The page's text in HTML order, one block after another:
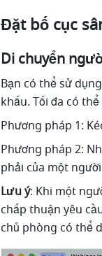
Đặt bố cục
Di chuyển
Bạn có thể sử
khấu. Tối đa có
Phương pháp 1:
Phương pháp 2:
phải của một
Lưu ý: Khi một
chấp thuận yêu
chủ phòng có thể